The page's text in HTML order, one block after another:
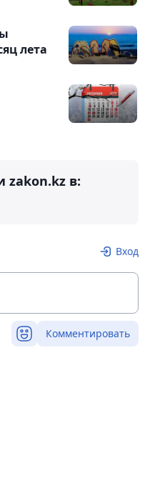
лета
zakon.kz в:
Вход
Комментировать